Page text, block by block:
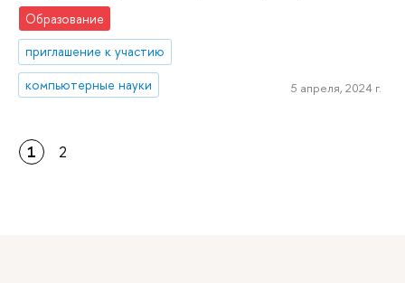
Образование
приглашение к участию
компьютерные науки
5 апреля, 2024 г.
1 2